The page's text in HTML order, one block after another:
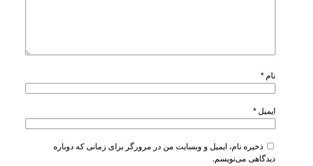
نام*
ایمیل*
ذخیره نام، ایمیل و وبسایت من در مرورگر برای زمانی که دوباره
دیدگاهی می‌نویسم.